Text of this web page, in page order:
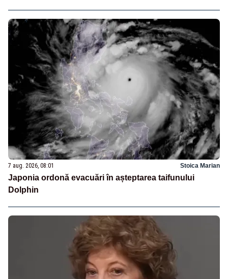
7 aug. 2026, 08:01 Stoica Marian
Japonia ordonă evacuări în așteptarea taifunului
Dolphin